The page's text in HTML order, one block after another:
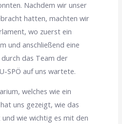
Nachdem wir unser
hatten, machten wir
wo zuerst ein
und anschließend eine
das Team der
SPÖ auf uns wartete.
welches wie ein
uns gezeigt, wie das
wie wichtig es mit den